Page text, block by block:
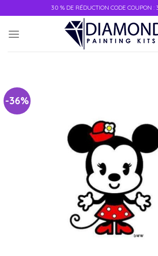
30 % DE RÉDUCTION CODE COUPON :
-36%